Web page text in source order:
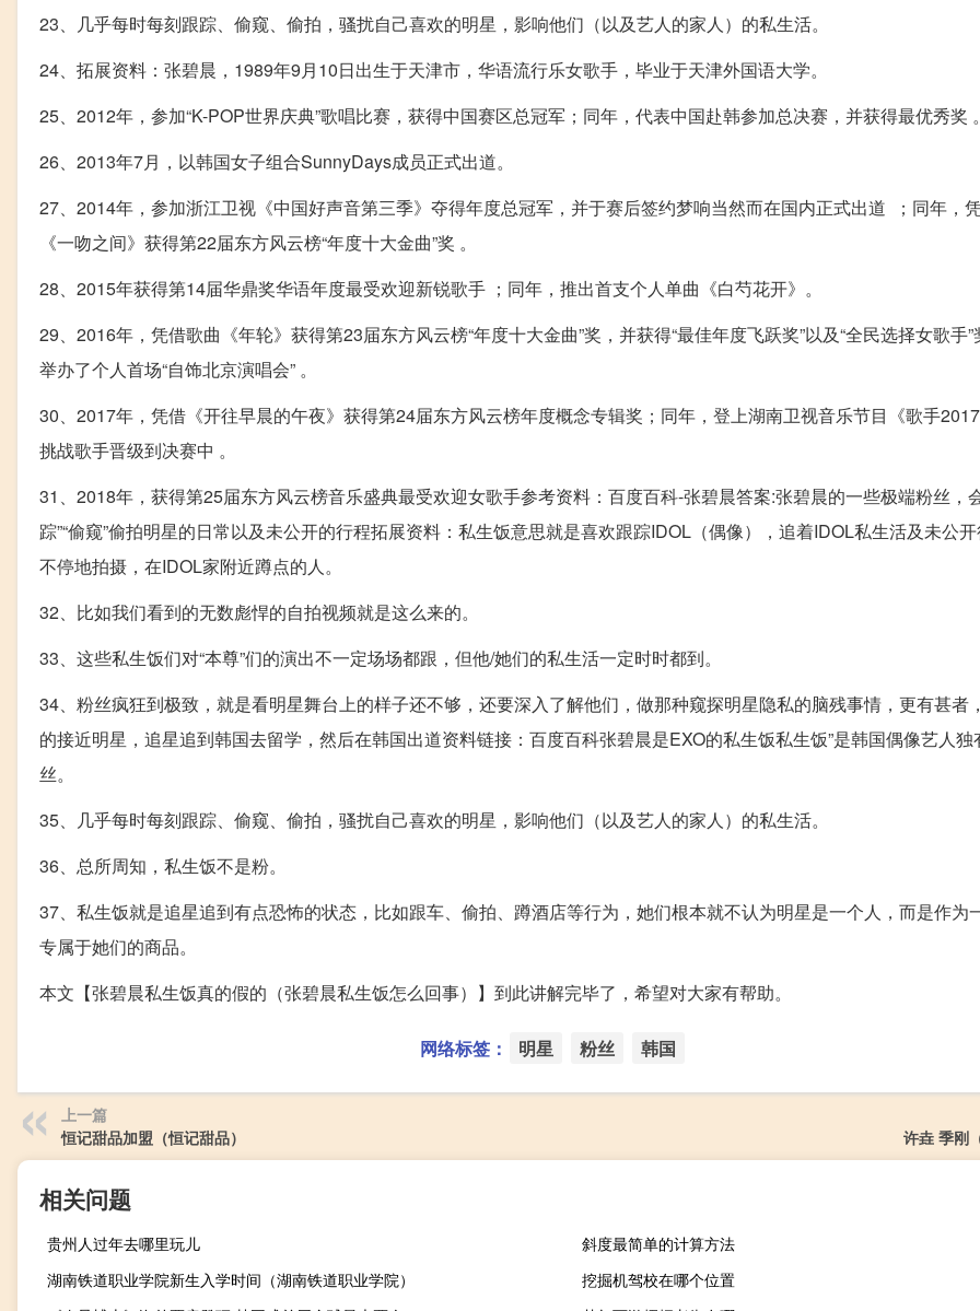
23、几乎每时每刻跟踪、偷窥、偷拍，骚扰自己喜欢的明星，影响他们（以及艺人的家人）的私生活。
24、拓展资料：张碧晨，1989年9月10日出生于天津市，华语流行乐女歌手，毕业于天津外国语大学。
25、2012年，参加“K-POP世界庆典”歌唱比赛，获得中国赛区总冠军；同年，代表中国赴韩参加总决赛，并获得最优秀奖 。
26、2013年7月，以韩国女子组合SunnyDays成员正式出道。
27、2014年，参加浙江卫视《中国好声音第三季》夺得年度总冠军，并于赛后签约梦响当然而在国内正式出道 ；同年，
《一吻之间》获得第22届东方风云榜“年度十大金曲”奖 。
28、2015年获得第14届华鼎奖华语年度最受欢迎新锐歌手 ；同年，推出首支个人单曲《白芍花开》。
29、2016年，凭借歌曲《年轮》获得第23届东方风云榜“年度十大金曲”奖，并获得“最佳年度飞跃奖”以及“全民选择女歌手”
举办了个人首场“自饰北京演唱会” 。
30、2017年，凭借《开往早晨的午夜》获得第24届东方风云榜年度概念专辑奖；同年，登上湖南卫视音乐节目《歌手
挑战歌手晋级到决赛中 。
31、2018年，获得第25届东方风云榜音乐盛典最受欢迎女歌手参考资料：百度百科-张碧晨答案:张碧晨的一些极端粉丝，
踪”“偷窥”偷拍明星的日常以及未公开的行程拓展资料：私生饭意思就是喜欢跟踪IDOL（偶像），追着IDOL私生活及未公
不停地拍摄，在IDOL家附近蹲点的人。
32、比如我们看到的无数彪悍的自拍视频就是这么来的。
33、这些私生饭们对“本尊”们的演出不一定场场都跟，但他/她们的私生活一定时时都到。
34、粉丝疯狂到极致，就是看明星舞台上的样子还不够，还要深入了解他们，做那种窥探明星隐私的脑残事情，更有甚者
的接近明星，追星追到韩国去留学，然后在韩国出道资料链接：百度百科张碧晨是EXO的私生饭私生饭”是韩国偶像艺人
丝。
35、几乎每时每刻跟踪、偷窥、偷拍，骚扰自己喜欢的明星，影响他们（以及艺人的家人）的私生活。
36、总所周知，私生饭不是粉。
37、私生饭就是追星追到有点恐怖的状态，比如跟车、偷拍、蹲酒店等行为，她们根本就不认为明星是一个人，而是作为
专属于她们的商品。
本文【张碧晨私生饭真的假的（张碧晨私生饭怎么回事）】到此讲解完毕了，希望对大家有帮助。
网络标签： 明星 粉丝 韩国
上一篇
恒记甜品加盟（恒记甜品）
许垚 季刚
相关问题
贵州人过年去哪里玩儿
斜度最简单的计算方法
湖南铁道职业学院新生入学时间（湖南铁道职业学院）
挖掘机驾校在哪个位置